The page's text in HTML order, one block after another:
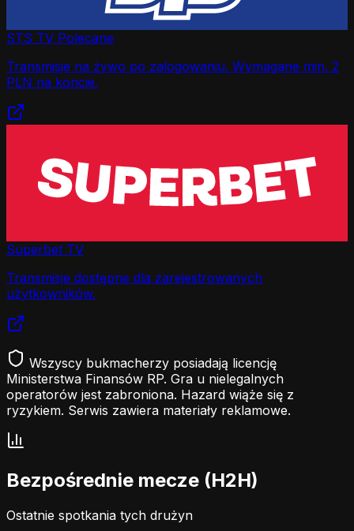
STS TV Polecane
Transmisje na żywo po zalogowaniu. Wymagane min. 2
PLN na koncie.
Superbet TV
Transmisje dostępne dla zarejestrowanych
użytkowników.
Wszyscy bukmacherzy posiadają licencję
Ministerstwa Finansów RP. Gra u nielegalnych
operatorów jest zabroniona. Hazard wiąże się z
ryzykiem. Serwis zawiera materiały reklamowe.
Bezpośrednie mecze (H2H)
Ostatnie spotkania tych drużyn